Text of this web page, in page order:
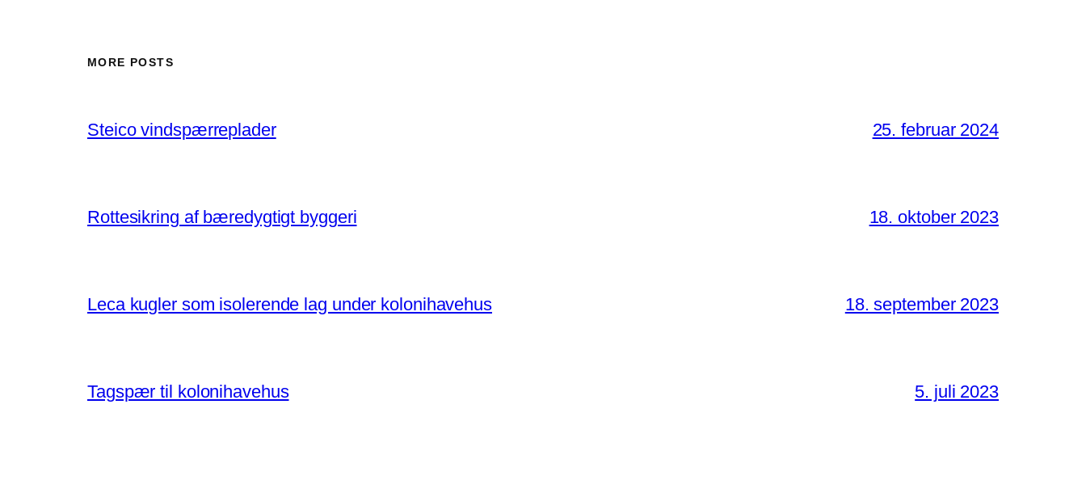
MORE POSTS
Steico vindspærreplader 25. februar 2024
Rottesikring af bæredygtigt byggeri 18. oktober 2023
Leca kugler som isolerende lag under kolonihavehus 18. september 2023
Tagspær til kolonihavehus 5. juli 2023